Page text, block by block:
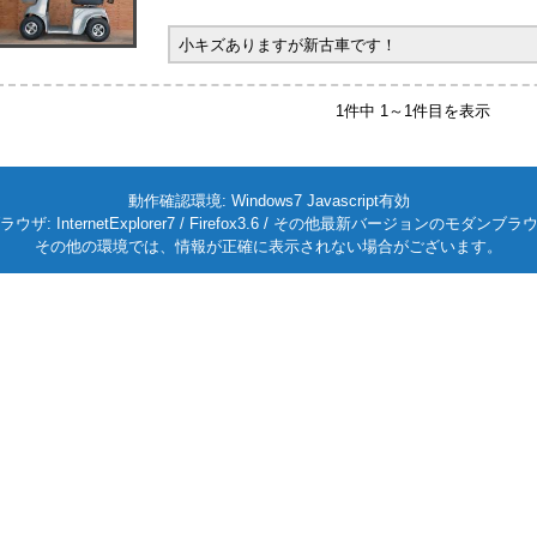
小キズありますが新古車です！
1件中 1～1件目を表示
動作確認環境: Windows7 Javascript有効
ウザ: InternetExplorer7 / Firefox3.6 / その他最新バージョンのモダンブラ
その他の環境では、情報が正確に表示されない場合がございます。